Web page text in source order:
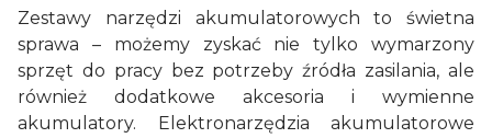
Zestawy narzędzi akumulatorowych to świetna
sprawa – możemy zyskać nie tylko wymarzony
sprzęt do pracy bez potrzeby źródła zasilania, ale
również dodatkowe akcesoria i wymienne
akumulatory. Elektronarzędzia akumulatorowe